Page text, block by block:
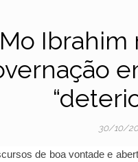
30/10/
de boa vontade e